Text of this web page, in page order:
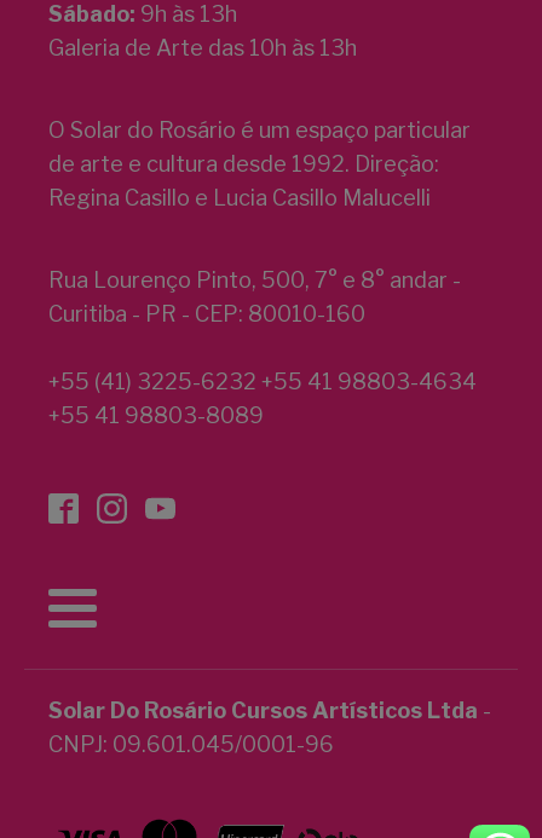
Sábado: 9h às 13h
Galeria de Arte das 10h às 13h
O Solar do Rosário é um espaço particular
de arte e cultura desde 1992. Direção:
Regina Casillo e Lucia Casillo Malucelli
Rua Lourenço Pinto, 500, 7° e 8° andar -
Curitiba - PR - CEP: 80010-160
+55 (41) 3225-6232 +55 41 98803-4634
+55 41 98803-8089
Solar Do Rosário Cursos Artísticos Ltda -
CNPJ: 09.601.045/0001-96